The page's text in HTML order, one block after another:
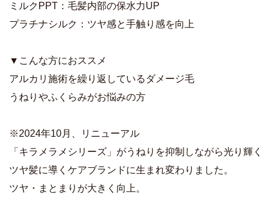
ミルクPPT：毛髪内部の保水力UP
プラチナシルク：ツヤ感と手触り感を向上
▼こんな方におススメ
アルカリ施術を繰り返しているダメージ毛
うねりやふくらみがお悩みの方
※2024年10月、リニューアル
「キラメラメシリーズ」がうねりを抑制しながら光り輝く
ツヤ髪に導くケアブランドに生まれ変わりました。
ツヤ・まとまりが大きく向上。